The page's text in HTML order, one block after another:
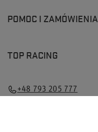
POMOC I ZAMÓWIENIA
TOP RACING
+48 793 205 777